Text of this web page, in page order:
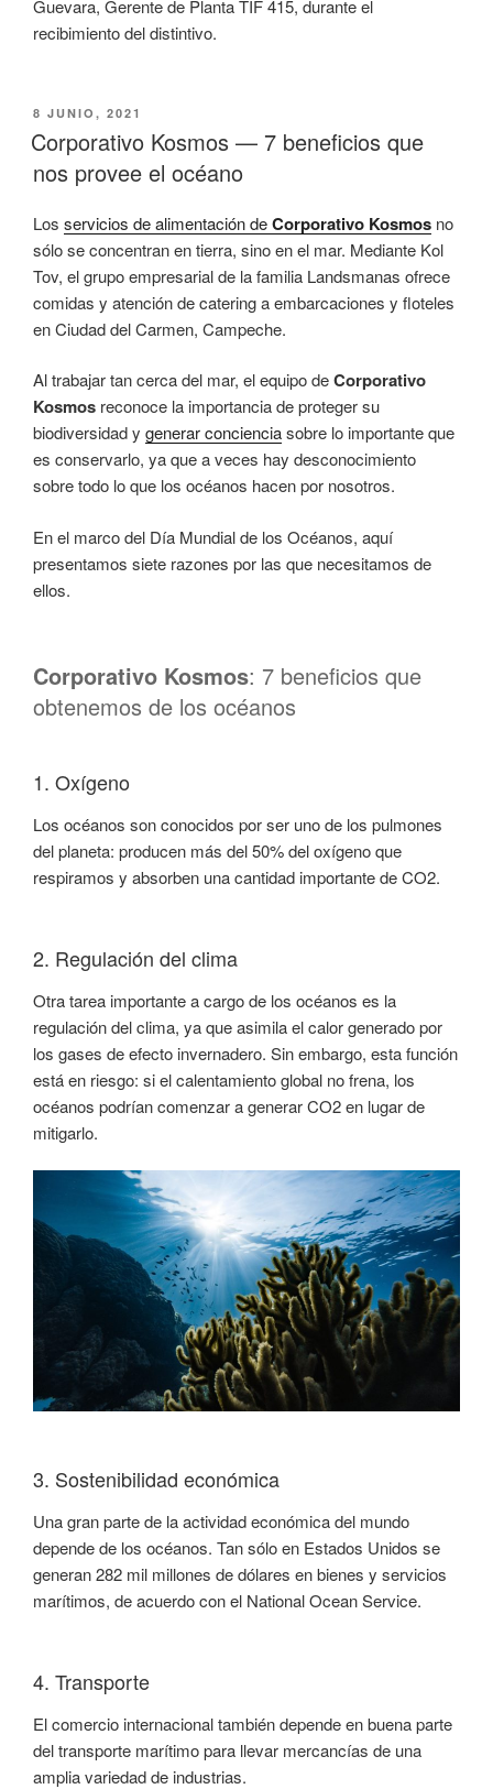
Guevara, Gerente de Planta TIF 415, durante el
recibimiento del distintivo.
PUBLICADO
EL
8 JUNIO, 2021
Corporativo Kosmos — 7 beneficios que
nos provee el océano
Los servicios de alimentación deCorporativo Kosmos no
sólo se concentran en tierra, sino en el mar. Mediante Kol
Tov, el grupo empresarial de la familia Landsmanas ofrece
comidas y atención de catering a embarcaciones y floteles
en Ciudad del Carmen, Campeche.
Al trabajar tan cerca del mar, el equipo deCorporativo
Kosmos reconoce la importancia de proteger su
biodiversidad y generar concienciasobre lo importante que
es conservarlo, ya que a veces hay desconocimiento
sobre todo lo que los océanos hacen por nosotros.
En el marco del Día Mundial de los Océanos, aquí
presentamos siete razones por las que necesitamos de
ellos.
Corporativo Kosmos: 7 beneficios que
obtenemos de los océanos
1. Oxígeno
Los océanos son conocidos por ser uno de los pulmones
del planeta: producen más del 50% del oxígeno que
respiramos y absorben una cantidad importante de CO2.
2. Regulación del clima
Otra tarea importante a cargo de los océanos es la
regulación del clima, ya que asimila el calor generado por
los gases de efecto invernadero. Sin embargo, esta función
está en riesgo: si el calentamiento global no frena, los
océanos podrían comenzar a generar CO2 en lugar de
mitigarlo.
3. Sostenibilidad económica
Una gran parte de la actividad económica del mundo
depende de los océanos. Tan sólo en Estados Unidos se
generan 282 mil millones de dólares en bienes y servicios
marítimos, de acuerdo con el National Ocean Service.
4. Transporte
El comercio internacional también depende en buena parte
del transporte marítimo para llevar mercancías de una
amplia variedad de industrias.